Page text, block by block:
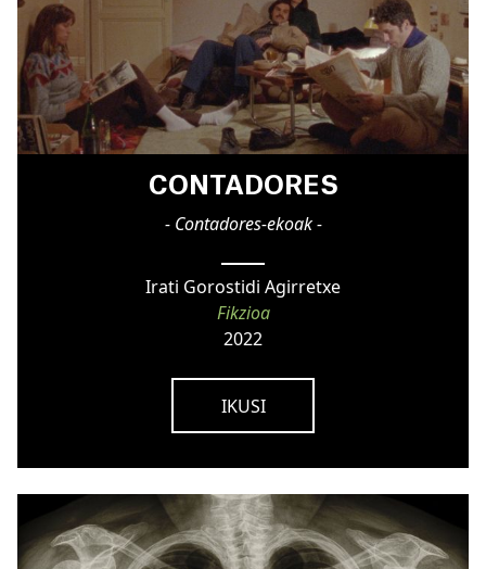
CONTADORES
- Contadores-ekoak -
Irati Gorostidi Agirretxe
Fikzioa
2022
IKUSI